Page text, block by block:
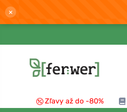
×
Zľavy až do -80%